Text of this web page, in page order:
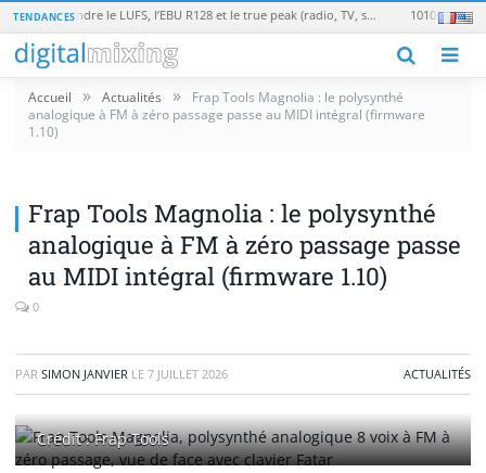
TENDANCES Loudness en broadcast : comprendre le LUFS, l’EBU R128 et le true peak (radio, TV, streaming)
Accueil » Actualités »
Frap Tools Magnolia : le polysynthé
analogique à FM à zéro passage passe au MIDI intégral (firmware
1.10)
Frap Tools Magnolia : le polysynthé
analogique à FM à zéro passage passe
au MIDI intégral (firmware 1.10)
0
PAR SIMON JANVIER LE 7 JUILLET 2026 ACTUALITÉS
Crédit : Frap Tools